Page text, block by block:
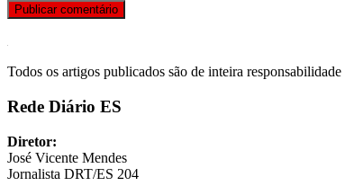
Todos os artigos publicados são de inteira responsabilidade
Rede Diário ES
Diretor:
José Vicente Mendes
Jornalista DRT/ES 204